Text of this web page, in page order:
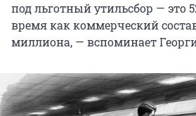
под льготный утильсбор — это
время как коммерческий
миллиона, — вспоминает